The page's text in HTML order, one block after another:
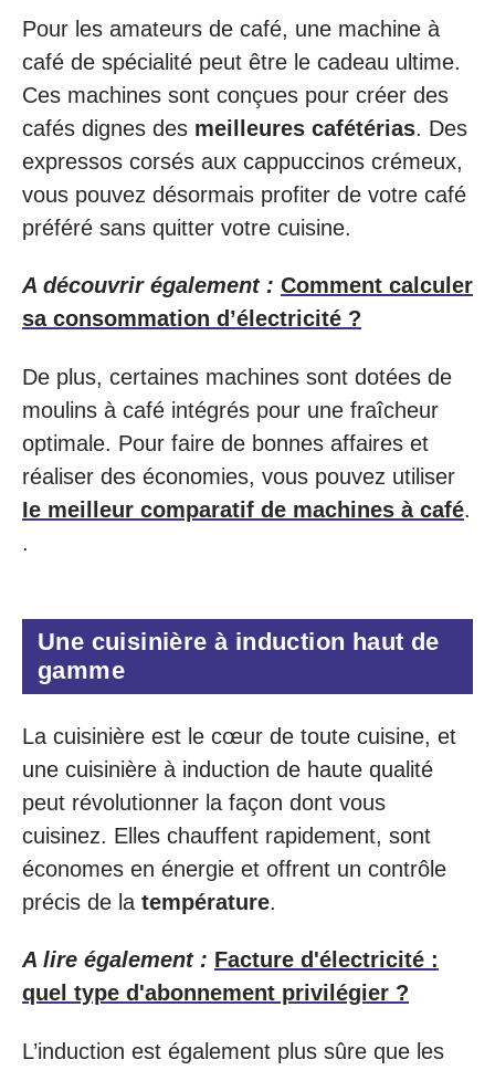
Pour les amateurs de café, une machine à
café de spécialité peut être le cadeau ultime.
Ces machines sont conçues pour créer des
cafés dignes des meilleures cafétérias. Des
expressos corsés aux cappuccinos crémeux,
vous pouvez désormais profiter de votre café
préféré sans quitter votre cuisine.
A découvrir également : Comment calculer
sa consommation d’électricité ?
De plus, certaines machines sont dotées de
moulins à café intégrés pour une fraîcheur
optimale. Pour faire de bonnes affaires et
réaliser des économies, vous pouvez utiliser
Ie meilleur comparatif de machines à café.
.
Une cuisinière à induction haut de
gamme
La cuisinière est le cœur de toute cuisine, et
une cuisinière à induction de haute qualité
peut révolutionner la façon dont vous
cuisinez. Elles chauffent rapidement, sont
économes en énergie et offrent un contrôle
précis de la température.
A lire également : Facture d'électricité :
quel type d'abonnement privilégier ?
L’induction est également plus sûre que les